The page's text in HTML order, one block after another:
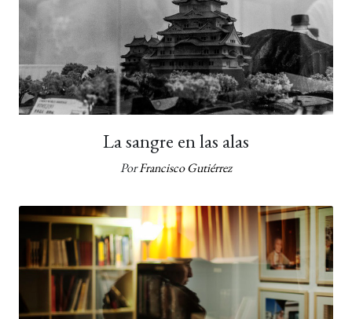
La sangre en las alas
PorFrancisco Gutiérrez